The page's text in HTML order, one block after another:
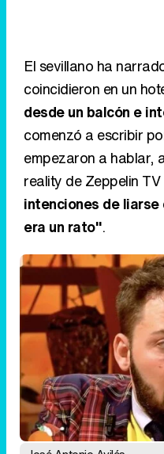
El sevillano ha
coincidieron en un
desde un balcón e
comenzó a escribir
empezaron a hablar,
reality de Zeppelin TV
intenciones de
era un rato".